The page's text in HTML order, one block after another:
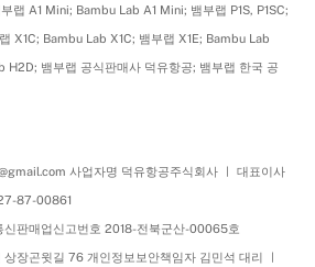
랩 A1 Mini; Bambu Lab A1 Mini; 뱀부랩 P1S, P1SC;
X1C; Bambu Lab X1C; 뱀부랩 X1E; Bambu Lab
H2D; 뱀부랩 공식판매사 덕유항공; 뱀부랩 한국 공
사업자명 덕유항공주식회사 ㅣ 대표이사
87-00861
신판매업신고번호 2018-전북군산-00065호
장곤윗길 76 개인정보보안책임자 김민석 대리 ㅣ